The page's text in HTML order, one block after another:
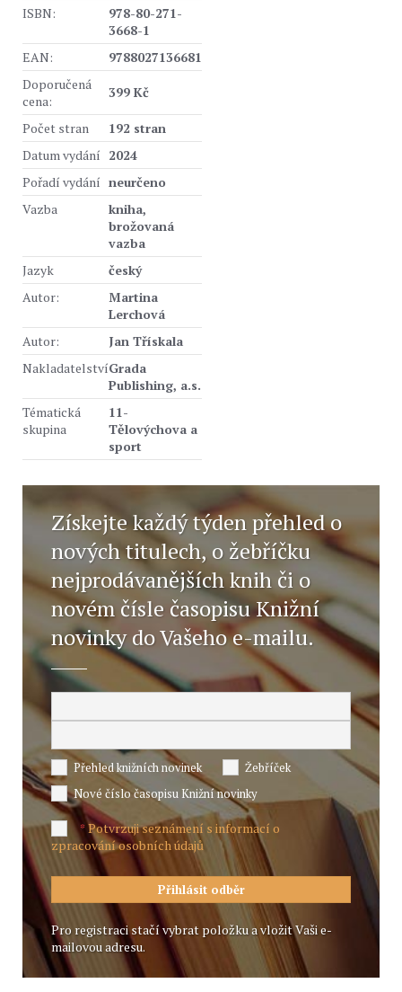
ISBN:
978-80-271-
3668-1
EAN:
9788027136681
Doporučená
cena:
399 Kč
Počet stran
192 stran
Datum vydání 2024
Pořadí vydání neurčeno
Vazba
kniha,
brožovaná
vazba
Jazyk
český
Autor:
Martina
Lerchová
Autor:
Jan Třískala
NakladatelstvíGrada
Publishing, a.s.
Tématická
skupina
11-
Tělovýchova a
sport
Získejte každý týden přehled o
nových titulech, o žebříčku
nejprodávanějších knih či o
novém čísle časopisu Knižní
novinky do Vašeho e-mailu.
Přehled knižních novinek
Žebříček
Nové číslo časopisu Knižní novinky
*Potvrzuji seznámení s informací o
zpracování osobních údajů
Pro registraci stačí vybrat položku a vložit Vaši e-
mailovou adresu.